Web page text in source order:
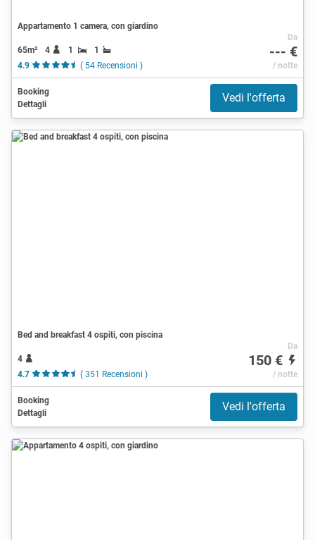
Appartamento 1 camera, con giardino
65m² 4 1
1
4.9
( 54 Recensioni )
Da
--- €
/ notte
Booking
Dettagli
Vedi l'offerta
Bed and breakfast 4 ospiti, con piscina
4
4.7
( 351 Recensioni )
Da
150 €
/ notte
Booking
Dettagli
Vedi l'offerta